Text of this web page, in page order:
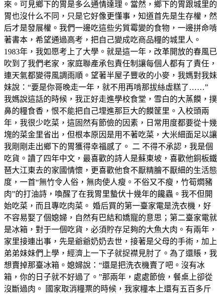
來。可見鄉下的胃是多么通情達理。當然，鄉下的胃跟城里的
胃也沒什么不同，只是它好像更懂事，知道首先是生存權，然
后才是發展權。我們一邊吃這些劣質霉變的食物，一邊拼命啃
著書本，希望通過高考，把自己變成吃商品糧的城里人。
1983年，我如愿考上了大學。就是這一年，改革開放的春風已
吹到了我們老家，家庭聯產承包責任制讓每個人都有了責任，
連天氣都變得風調雨順。望著半屋子豐收的小麥，我媽對我妹
妹說：“要是你哥晚走一年，就不用再啃那拔絲虛糕了……”
我媽說這話的時候，我正好走進學校食堂，雪白的大蒸饃，撲
鼻的糧食香，恨不能把自己埋進那巨大的饃筐里。入校頭兩
年，我很少吃菜，這固然有節儉的因素，日常用度都要從十幾
塊的菜金里省出，但根本原因是用不著吃菜，大米細面足以讓
我剛剛走出鄉下的胃獲得幸福感了。 二 不得不承認，我是個
吃貨。讀了四年中文，最喜歡的詩人是蘇東坡，喜歡他銅板鐵
琶大江東去的家國情懷，更喜歡他食不厭精膾不厭細的生活態
度，一首“無竹令人俗，無肉使人瘦。不俗又不瘦，竹筍燜豬
肉”的打油詩，喚醒了在我胃里蟄伏十幾年的饞蟲。我不但開
始吃菜，而且專吃肉菜。 婚后買的第一臺家電是洗衣機，好
不容易娶了個媳婦，自然有巴結和嬌寵的意思；第二臺家電就
是冰箱，對于一個吃貨，必須貯存足夠的大魚大肉。有兩年，
家里接連出事，先是爺爺奶奶去世，接著是父母的手術，加上
弟弟妹妹們上學，經濟上一下子就捉襟見肘了。為了還賬，我
想賣掉那臺冰箱。媳婦說：“還是把洗衣機賣了吧。沒有冰
箱，你的日子就不好過了。”那兩年，處處節儉，餐桌上卻從
沒斷過肉。 國家取消糧票的時候，我家糧本上還有五百多斤